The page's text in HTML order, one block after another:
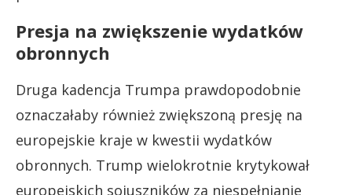
Presja na zwiększenie wydatków
obronnych
Druga kadencja Trumpa prawdopodobnie
oznaczałaby również zwiększoną presję na
europejskie kraje w kwestii wydatków
obronnych. Trump wielokrotnie krytykował
europejskich sojuszników za niespełnianie